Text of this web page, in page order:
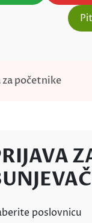
početnike
poslovnicu